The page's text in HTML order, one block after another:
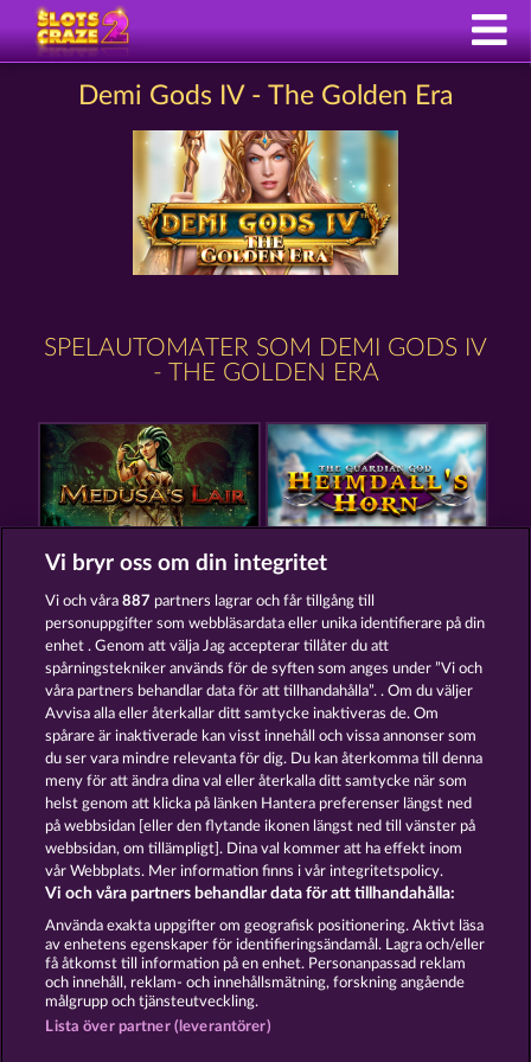
Demi Gods IV - The Golden Era
SPELAUTOMATER SOM DEMI GODS IV
- THE GOLDEN ERA
MEDUSA'S LAIR
POSEIDON'S RISING GATES OF ISHTAR
Användarvillkor Sekretesspolicy Avtryck
Om Företaget FAQ Facebook
Skicka in en begäran om att ångra köpet
Vi bryr oss om din integritet
Vi och våra887 partners lagrar och får tillgång till
personuppgifter som webbläsardata eller unika identifierare på din
enhet . Genom att välja Jag accepterar tillåter du att
spårningstekniker används för de syften som anges under ”Vi och
våra partners behandlar data för att tillhandahålla”. . Om du väljer
Avvisa alla eller återkallar ditt samtycke inaktiveras de. Om
spårare är inaktiverade kan visst innehåll och vissa annonser som
du ser vara mindre relevanta för dig. Du kan återkomma till denna
meny för att ändra dina val eller återkalla ditt samtycke när som
helst genom att klicka på länken Hantera preferenser längst ned
på webbsidan [eller den flytande ikonen längst ned till vänster på
webbsidan, om tillämpligt]. Dina val kommer att ha effekt inom
vår Webbplats. Mer information finns i vår integritetspolicy.
Vi och våra partners behandlar data för att tillhandahålla:
Använda exakta uppgifter om geografisk positionering. Aktivt läsa
av enhetens egenskaper för identifieringsändamål. Lagra och/eller
få åtkomst till information på en enhet. Personanpassad reklam
och innehåll, reklam- och innehållsmätning, forskning angående
målgrupp och tjänsteutveckling.
Lista över partner (leverantörer)